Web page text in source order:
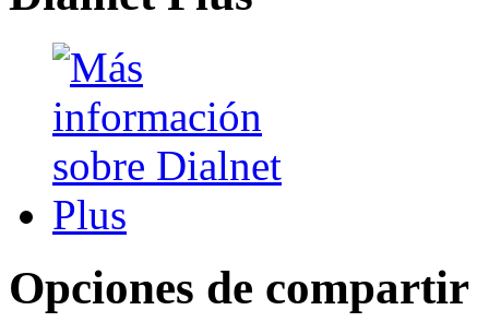
Opciones de compartir